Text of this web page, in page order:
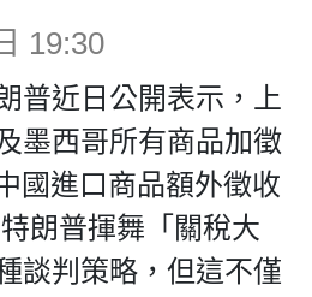
19:30
普近日公開表示，上
墨西哥所有商品加徵
國進口商品額外徵收
朗普揮舞「關稅大
談判策略，但這不僅